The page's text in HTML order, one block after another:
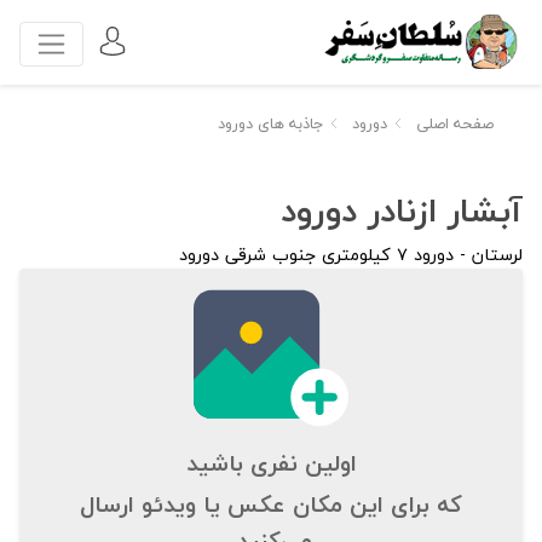
صفحه اصلی دورود جاذبه های دورود
آبشار ازنادر دورود
لرستان - دورود ۷ کیلومتری جنوب شرقی دورود
اولین نفری باشید
که برای این مکان عکس یا ویدئو ارسال